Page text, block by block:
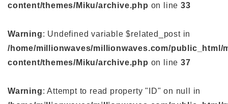
content/themes/Miku/archive.php on line33
Warning: Undefined variable $related_post in
/home/millionwaves/millionwaves.com/public_html/
content/themes/Miku/archive.php on line37
Warning: Attempt to read property "ID" on null in